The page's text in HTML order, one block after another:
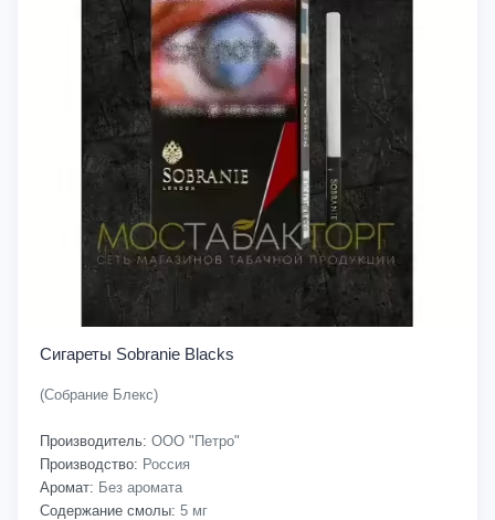
Сигареты Sobranie Blacks
(Собрание Блекс)
Производитель: ООО "Петро"
Производство: Россия
Аромат: Без аромата
Содержание смолы: 5 мг